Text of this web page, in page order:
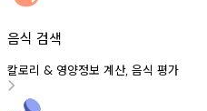
음식 검색
칼로리 & 영양정보 계산, 음식 평가